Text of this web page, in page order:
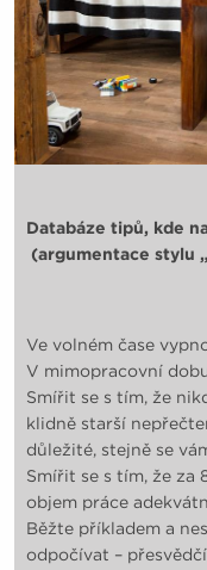
Databáze tipů, kde
(argumentace stylu
Ve volném čase
V mimopracovní
Smířit se s tím, že
klidně starší
důležité, stejně se
Smířit se s tím, že za
objem práce
Běžte příkladem a
odpočívat –